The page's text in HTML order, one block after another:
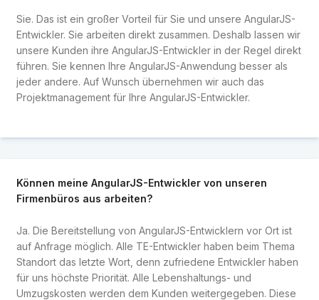
Sie. Das ist ein großer Vorteil für Sie und unsere AngularJS-
Entwickler. Sie arbeiten direkt zusammen. Deshalb lassen wir
unsere Kunden ihre AngularJS-Entwickler in der Regel direkt
führen. Sie kennen Ihre AngularJS-Anwendung besser als
jeder andere. Auf Wunsch übernehmen wir auch das
Projektmanagement für Ihre AngularJS-Entwickler.
Können meine AngularJS-Entwickler von unseren
Firmenbüros aus arbeiten?
Ja. Die Bereitstellung von AngularJS-Entwicklern vor Ort ist
auf Anfrage möglich. Alle TE-Entwickler haben beim Thema
Standort das letzte Wort, denn zufriedene Entwickler haben
für uns höchste Priorität. Alle Lebenshaltungs- und
Umzugskosten werden dem Kunden weitergegeben. Diese